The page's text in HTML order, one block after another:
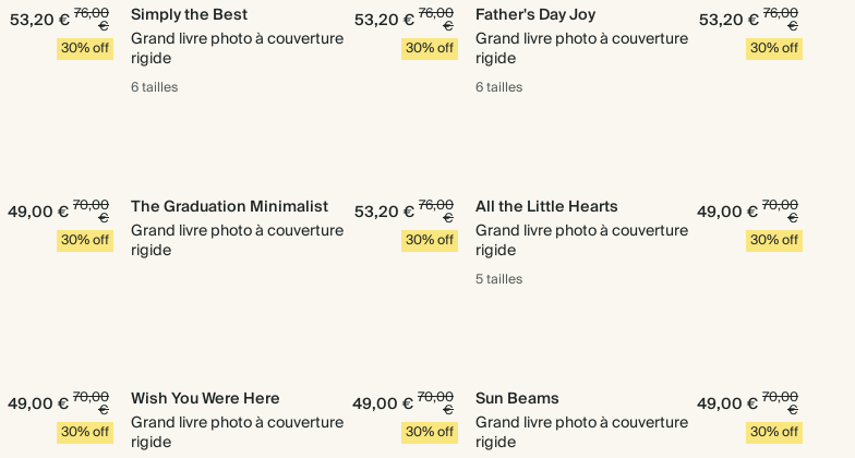
53,20 €76,00
€
30% off
Simply the Best
Grand livre photo à couverture
rigide
53,20 €76,00
€
30% off
6 tailles
Father's Day Joy
Grand livre photo à couverture
rigide
53,20 €76,00
€
30% off
6 tailles
49,00 €70,00
€
30% off
The Graduation Minimalist
Grand livre photo à couverture
rigide
53,20 €76,00
€
30% off
All the Little Hearts
Grand livre photo à couverture
rigide
49,00 €70,00
€
30% off
5 tailles
49,00 €70,00
€
30% off
Wish You Were Here
Grand livre photo à couverture
rigide
49,00 €70,00
€
30% off
Sun Beams
Grand livre photo à couverture
rigide
49,00 €70,00
€
30% off